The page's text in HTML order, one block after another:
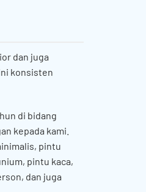
dan juga
konsisten
di bidang
kepada kami.
pintu
pintu kaca,
dan juga